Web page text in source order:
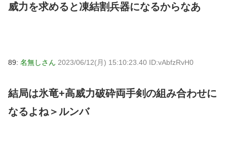
威力を求めると凍結割兵器になるからなあ
89: 名無しさん 2023/06/12(月) 15:10:23.40 ID:vAbfzRvH0
結局は氷竜+高威力破砕両手剣の組み合わせに
なるよね＞ルンバ